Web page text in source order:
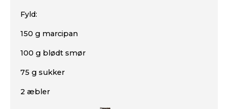
Fyld:
150 g marcipan
100 g blødt smør
75 g sukker
2 æbler